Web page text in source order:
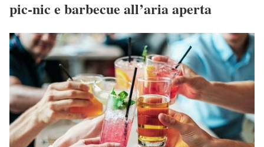
pic-nic e barbecue all’aria aperta